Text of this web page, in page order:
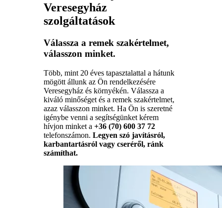
Veresegyház
szolgáltatások
Válassza a remek szakértelmet,
válasszon minket.
Több, mint 20 éves tapasztalattal a hátunk
mögött állunk az Ön rendelkezésére
Veresegyház és környékén. Válassza a
kiváló minőséget és a remek szakértelmet,
azaz válasszon minket. Ha Ön is szeretné
igénybe venni a segítségünket kérem
hívjon minket a +36 (70) 600 37 72
telefonszámon. Legyen szó javításról,
karbantartásról vagy cseréről, ránk
számíthat.